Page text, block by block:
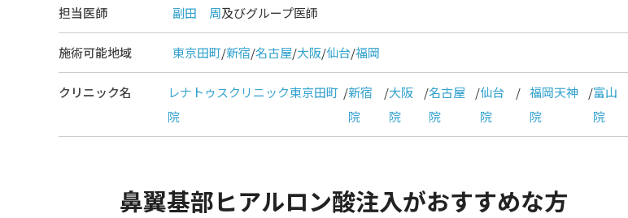
担当医師 副田 周及びグループ医師
施術可能地域 東京田町/新宿/名古屋/大阪/仙台/福岡
クリニック名
レナトゥスクリニック東京田町
院
/新宿
院
/大阪
院
/名古屋
院
/仙台
院
/ 福岡天神
院
/富山
院
鼻翼基部ヒアルロン酸注入がおすすめな方